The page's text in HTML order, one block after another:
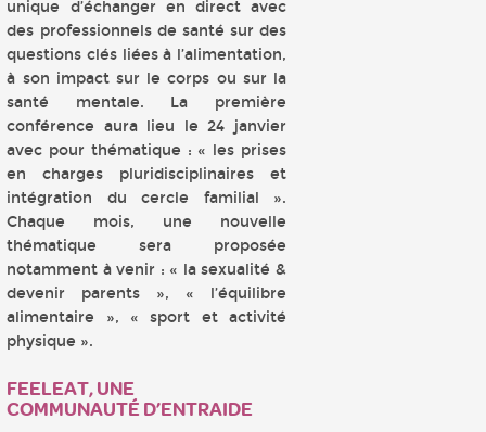
unique d’échanger en direct avec
des professionnels de santé sur des
questions clés liées à l’alimentation,
à son impact sur le corps ou sur la
santé mentale. La première
conférence aura lieu le 24 janvier
avec pour thématique : « les prises
en charges pluridisciplinaires et
intégration du cercle familial ».
Chaque mois, une nouvelle
thématique sera proposée
notamment à venir : « la sexualité &
devenir parents », « l’équilibre
alimentaire », « sport et activité
physique ».
FEELEAT, UNE
COMMUNAUTÉ D’ENTRAIDE